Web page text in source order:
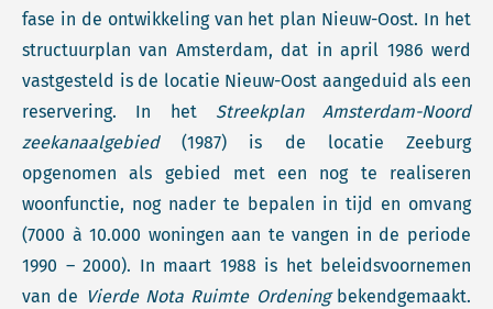
fase in de ontwikkeling van het plan Nieuw-Oost. In het
structuurplan van Amsterdam, dat in april 1986 werd
vastgesteld is de locatie Nieuw-Oost aangeduid als een
reservering. In het Streekplan Amsterdam-Noord
zeekanaalgebied(1987) is de locatie Zeeburg
opgenomen als gebied met een nog te realiseren
woonfunctie, nog nader te bepalen in tijd en omvang
(7000 à 10.000 woningen aan te vangen in de periode
1990 – 2000). In maart 1988 is het beleidsvoornemen
van de Vierde Nota Ruimte Ordeningbekendgemaakt.